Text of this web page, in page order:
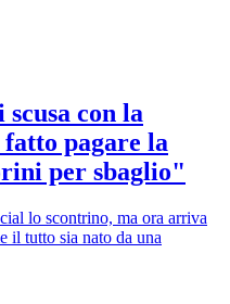
con la
pagare la
per sbaglio"
lo scontrino, ma ora arriva
il tutto sia nato da una